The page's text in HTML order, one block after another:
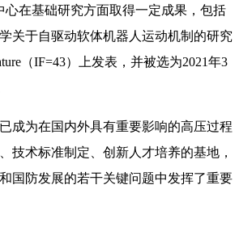
心在基础研究方面取得一定成果，包括
关于自驱动软体机器人运动机制的研究
（IF=43）上发表，并被选为2021年3
成为在国内外具有重要影响的高压过程
技术标准制定、创新人才培养的基地，
国防发展的若干关键问题中发挥了重要